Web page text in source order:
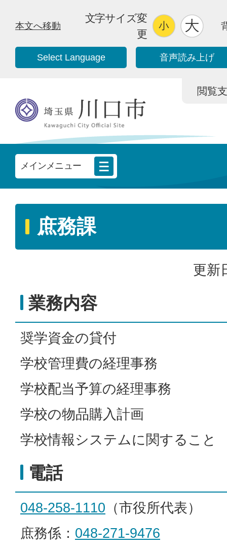
本文へ移動
文字サイズ変
更
Select Language 音声読み上げ
閲覧
メインメニュー
庶務課
更新
業務内容
奨学資金の貸付
学校管理費の経理事務
学校配当予算の経理事務
学校の物品購入計画
学校情報システムに関すること
電話
048-258-1110 （市役所代表）
庶務係： 048-271-9476